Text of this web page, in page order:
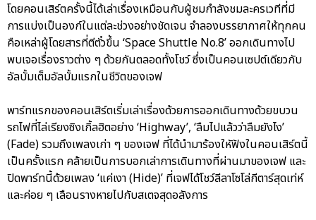
โดยคอนเสิร์ตครั้งนี้ได้เล่าเรื่องเหมือนกับผู้ชมกำลังชมละครเวทีที่มี
การแบ่งเป็นองก์ในแต่ละช่วงอย่างชัดเจน จำลองบรรยากาศให้ทุกคน
คือเหล่าผู้โดยสารที่ตีตั๋วขึ้น ‘Space Shuttle No.8’ ออกเดินทางไป
พบเจอเรื่องราวต่าง ๆ ด้วยกันตลอดทั้งโชว์ ซึ่งเป็นคอนเซปต์เดียวกับ
อัลบั้มเต็มอัลบั้มแรกในชีวิตของเจฟ
พาร์ทแรกของคอนเสิร์ตเริ่มเล่าเรื่องด้วยการออกเดินทางด้วยขบวน
รถไฟที่ไล่เรียงซิงเกิ้ลฮิตอย่าง ‘Highway’, ‘ลืมไปแล้วว่าลืมยังไง’
(Fade) รวมถึงเพลงเก่า ๆ ของเจฟ ที่ได้นำมาร้องใหัฟังในคอนเสิร์ตนี้
เป็นครั้งแรก คล้ายเป็นการบอกเล่าการเดินทางที่ผ่านมาของเจฟ และ
ปิดพาร์ทนี้ด้วยเพลง ‘แค่เงา (Hide)’ ที่เจฟได้โชว์ลีลาโซโล่กีตาร์สุดเท่ห์
และค่อย ๆ เลือนรางหายไปกับสเตจสุดอลังการ